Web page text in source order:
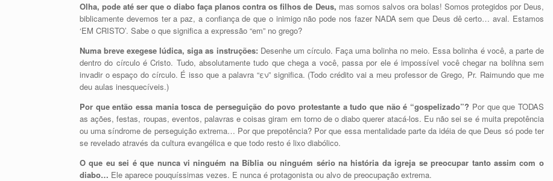
Olha, pode até ser que o diabo faça planos contra os filhos de Deus, mas somos salvos ora bolas! Somos protegidos por Deus,
biblicamente devemos ter a paz, a confiança de que o inimigo não pode nos fazer NADA sem que Deus dê certo… aval. Estamos
‘EM CRISTO’. Sabe o que significa a expressão “em” no grego?
Numa breve exegese lúdica, siga as instruções: Desenhe um círculo. Faça uma bolinha no meio. Essa bolinha é você, a parte de
dentro do círculo é Cristo. Tudo, absolutamente tudo que chega a você, passa por ele é impossível você chegar na bolihna sem
invadir o espaço do círculo. É isso que a palavra “εν” significa. (Todo crédito vai a meu professor de Grego, Pr. Raimundo que me
deu aulas inesquecíveis.)
Por que então essa mania tosca de perseguição do povo protestante a tudo que não é “gospelizado”? Por que que TODAS
as ações, festas, roupas, eventos, palavras e coisas giram em torno de o diabo querer atacá-los. Eu não sei se é muita prepotência
ou uma síndrome de perseguição extrema… Por que prepotência? Por que essa mentalidade parte da idéia de que Deus só pode ter
se revelado através da cultura evangélica e que todo resto é lixo diabólico.
O que eu sei é que nunca vi ninguém na Bíblia ou ninguém sério na história da igreja se preocupar tanto assim com o
diabo… Ele aparece pouquíssimas vezes. E nunca é protagonista ou alvo de preocupação extrema.